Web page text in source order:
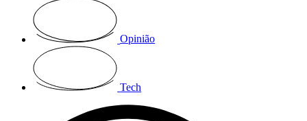
Opinião
Tech